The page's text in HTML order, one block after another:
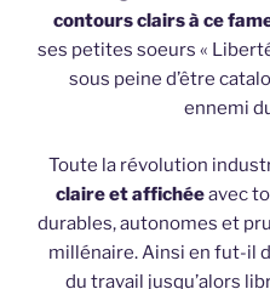
contours clairs à ce
ses petites soeurs «
sous peine d’être
ennemi
Toute la révolution
claire et affichéeavec
durables, autonomes et
millénaire. Ainsi en fut-il
du travail jusqu’alors